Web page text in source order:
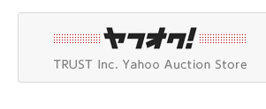
SD仕様VTR
HD仕様VTR
メモリーレコーダ/ディスクレコー
DLT/LTO